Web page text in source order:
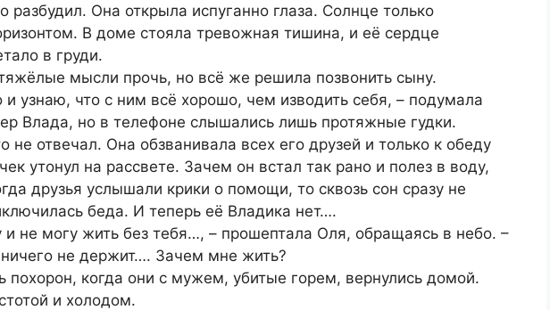
разбудил. Она открыла испуганно глаза. Солнце только
В доме стояла тревожная тишина, и её сердце
в груди.
мысли прочь, но всё же решила позвонить сыну.
узнаю, что с ним всё хорошо, чем изводить себя, – подумала
Влада, но в телефоне слышались лишь протяжные гудки.
не отвечал. Она обзванивала всех его друзей и только к обеду
утонул на рассвете. Зачем он встал так рано и полез в воду,
друзья услышали крики о помощи, то сквозь сон сразу не
беда. И теперь её Владика нет….
не могу жить без тебя…, – прошептала Оля, обращаясь в небо. –
не держит…. Зачем мне жить?
похорон, когда они с мужем, убитые горем, вернулись домой.
и холодом.